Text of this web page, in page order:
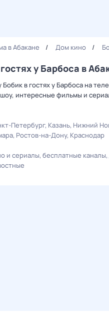
в Абакане Дом кино
у Барбоса в
в гостях у Барбоса на
интересные фильмы и
Петербург Казань Нижний
Ростов-на-Дону Краснодар
и сериалы бесплатные каналы